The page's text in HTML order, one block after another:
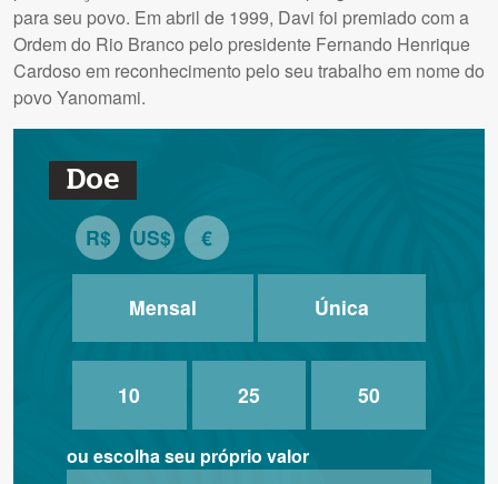
para seu povo. Em abril de 1999, Davi foi premiado com a
Ordem do Rio Branco pelo presidente Fernando Henrique
Cardoso em reconhecimento pelo seu trabalho em nome do
povo Yanomami.
Doe
R$ US$ €
Mensal Única
10 25 50
ou escolha seu próprio valor